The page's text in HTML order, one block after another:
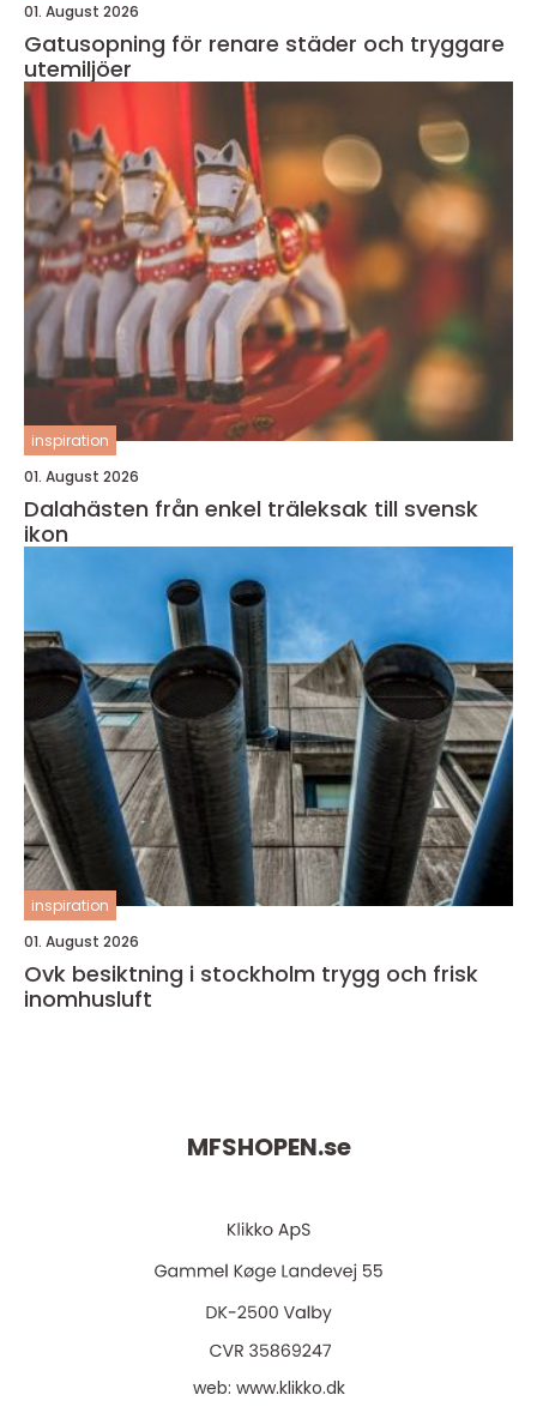
01. August 2026
Gatusopning för renare städer och tryggare
utemiljöer
inspiration
01. August 2026
Dalahästen från enkel träleksak till svensk
ikon
inspiration
01. August 2026
Ovk besiktning i stockholm trygg och frisk
inomhusluft
MFSHOPEN.se
web: www.klikko.dk